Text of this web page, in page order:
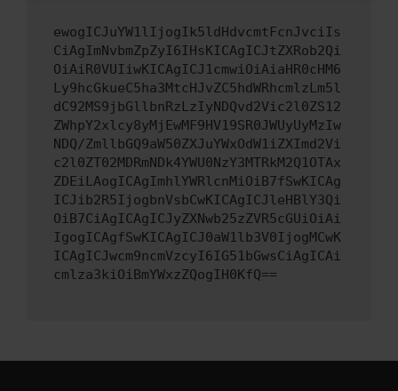
ewogICJuYW1lIjogIk5ldHdvcmtFcnJvciIs
CiAgImNvbmZpZyI6IHsKICAgICJtZXRob2Qi
OiAiR0VUIiwKICAgICJ1cmwiOiAiaHR0cHM6
Ly9hcGkueC5ha3MtcHJvZC5hdWRhcmlzLm5l
dC92MS9jbGllbnRzLzIyNDQvd2Vic2l0ZS12
ZWhpY2xlcy8yMjEwMF9HV19SR0JWUyUyMzIw
NDQ/ZmllbGQ9aW50ZXJuYWxOdW1iZXImd2Vi
c2l0ZT02MDRmNDk4YWU0NzY3MTRkM2Q1OTAx
ZDEiLAogICAgImhlYWRlcnMiOiB7fSwKICAg
ICJib2R5IjogbnVsbCwKICAgICJleHBlY3Qi
OiB7CiAgICAgICJyZXNwb25zZVR5cGUiOiAi
IgogICAgfSwKICAgICJ0aW1lb3V0IjogMCwK
ICAgICJwcm9ncmVzcyI6IG51bGwsCiAgICAi
cmlza3kiOiBmYWxzZQogIH0KfQ==